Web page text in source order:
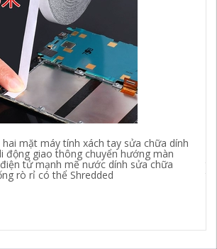
mặt máy tính xách tay sửa chữa dính
động giao thông chuyển hướng màn
tử mạnh mẽ nước dính sửa chữa
rò rỉ có thể Shredded